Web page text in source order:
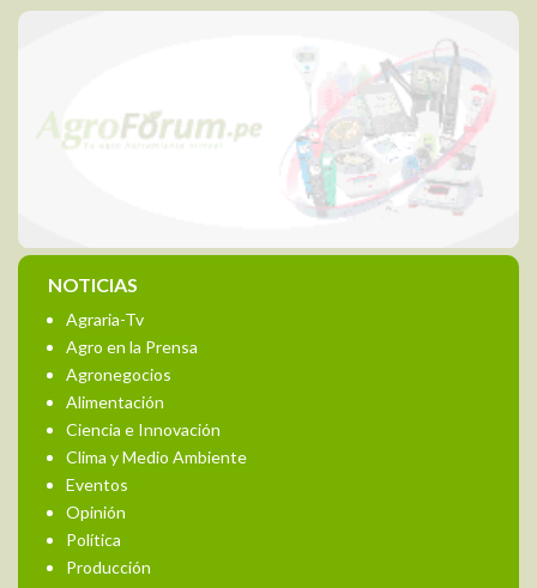
NOTICIAS
Agraria-Tv
Agro en la Prensa
Agronegocios
Alimentación
Ciencia e Innovación
Clima y Medio Ambiente
Eventos
Opinión
Política
Producción